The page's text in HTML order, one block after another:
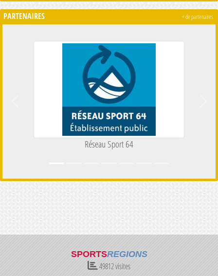
PARTENAIRES
Réseau Sport 64
+ de partenaires
SPORTSREGIONS
49812visites